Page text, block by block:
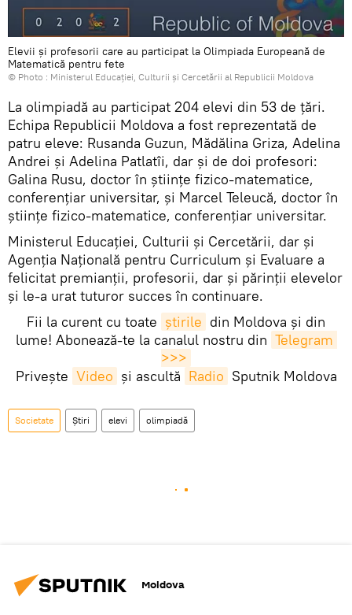
Elevii și profesorii care au participat la Olimpiada Europeană de
Matematică pentru fete
© Photo : Ministerul Educației, Culturii și Cercetării al Republicii Moldova
La olimpiadă au participat 204 elevi din 53 de țări.
Echipa Republicii Moldova a fost reprezentată de
patru eleve: Rusanda Guzun, Mădălina Griza, Adelina
Andrei și Adelina Patlatîi, dar și de doi profesori:
Galina Rusu, doctor în științe fizico-matematice,
conferențiar universitar, și Marcel Teleucă, doctor în
științe fizico-matematice, conferențiar universitar.
Ministerul Educației, Culturii și Cercetării, dar și
Agenția Națională pentru Curriculum și Evaluare a
felicitat premianții, profesorii, dar și părinții elevelor
și le-a urat tuturor succes în continuare.
Fii la curent cu toate știrile din Moldova și din
lume! Abonează-te la canalul nostru din Telegram
>>>
Privește Video și ascultă Radio Sputnik Moldova
Societate Știri elevi olimpiadă
Moldova